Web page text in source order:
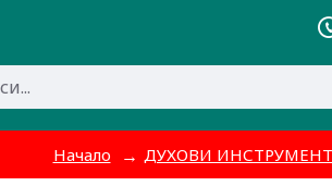
Начало ДУХОВИ